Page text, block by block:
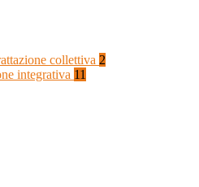
collettiva 2
integrativa 11